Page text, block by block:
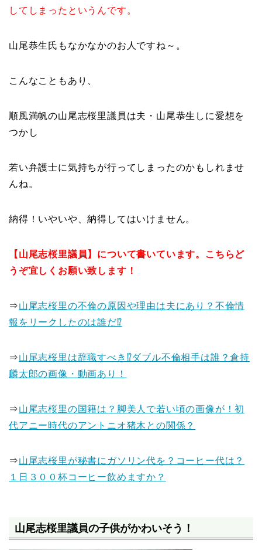
してしまったというんです。
山尾恭生氏もなかなかのお人ですね～。
こんなこともあり、
順風満帆の山尾志桜里議員は夫・山尾恭生しに愛想を
つかし
若い弁護士に気持ちが行ってしまったのかもしれませ
んね。
納得！いやいや、納得してはいけません。
【山尾志桜里議員】について書いています。こちらど
うぞ宜しくお願い致します！
⇒山尾志桜里の不倫の原因や理由は夫にあり？不倫情
報をリークしたのは誰だ⁉
⇒山尾志桜里は辞職すべき⁉ダブル不倫相手は誰？倉持
麟太郎の画像・動画あり！
⇒山尾志桜里の国籍は？脚美人で若い頃の画像が！初
代アニー時代のアントニオ猪木との関係？
⇒山尾志桜里が秘書にガソリン代を？コーヒー代は？
１日３００杯コーヒー飲めますか？
山尾志桜里議員の子供がかわいそう！